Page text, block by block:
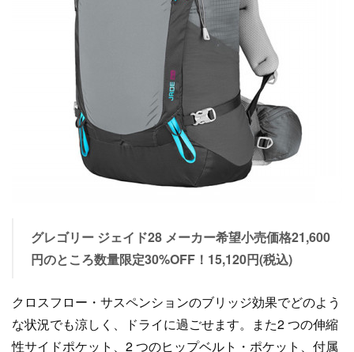
グレゴリー ジェイド28 メーカー希望小売価格21,600
円のところ数量限定30%OFF！15,120円(税込)
クロスフロー・サスペンションのブリッジ効果でどのよう
な状況でも涼しく、ドライに過ごせます。また2 つの伸縮
性サイドポケット、2 つのヒップベルト・ポケット、付属